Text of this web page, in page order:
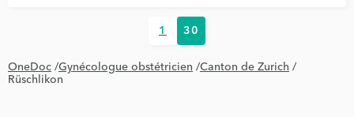
1
30
OneDoc/Gynécologue obstétricien/Canton de Zurich/
Rüschlikon